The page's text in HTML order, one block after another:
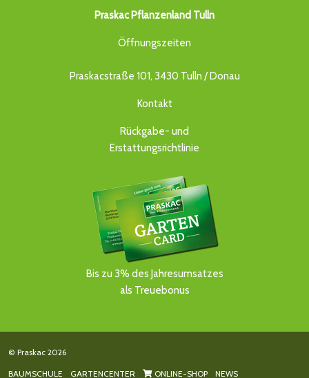
Praskac Pflanzenland Tulln
Öffnungszeiten
Praskacstraße 101, 3430 Tulln / Donau
Kontakt
Rückgabe- und
Erstattungsrichtlinie
Bis zu 3% des Jahresumsatzes
als Treuebonus
© Praskac 2026
BAUMSCHULE GARTENCENTER ONLINE-SHOP NEWS